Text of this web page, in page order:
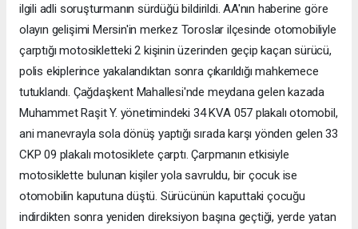
ilgili adli soruşturmanın sürdüğü bildirildi. AA'nın haberine göre
olayın gelişimi Mersin'in merkez Toroslar ilçesinde otomobiliyle
çarptığı motosikletteki 2 kişinin üzerinden geçip kaçan sürücü,
polis ekiplerince yakalandıktan sonra çıkarıldığı mahkemece
tutuklandı. Çağdaşkent Mahallesi'nde meydana gelen kazada
Muhammet Raşit Y. yönetimindeki 34 KVA 057 plakalı otomobil,
ani manevrayla sola dönüş yaptığı sırada karşı yönden gelen 33
CKP 09 plakalı motosiklete çarptı. Çarpmanın etkisiyle
motosiklette bulunan kişiler yola savruldu, bir çocuk ise
otomobilin kaputuna düştü. Sürücünün kaputtaki çocuğu
indirdikten sonra yeniden direksiyon başına geçtiği, yerde yatan